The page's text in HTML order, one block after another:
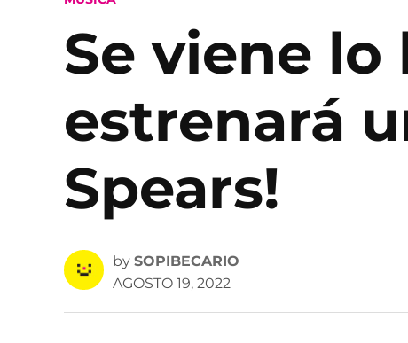
Se viene lo
estrenará
Spears!
by SOPIBECARIO
AGOSTO 19, 2022